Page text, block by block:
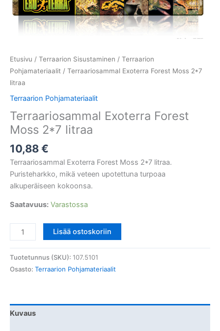
Etusivu / Terraarion Sisustaminen / Terraarion
Pohjamateriaalit / Terraariosammal Exoterra Forest Moss 2*7
litraa
Terraarion Pohjamateriaalit
Terraariosammal Exoterra Forest
Moss 2*7 litraa
10,88€
Terraariosammal Exoterra Forest Moss 2*7 litraa.
Puristeharkko, mikä veteen upotettuna turpoaa
alkuperäiseen kokoonsa.
Saatavuus: Varastossa
Terraariosammal
Exoterra
Lisää ostoskoriin
Tuotetunnus (SKU): 107.5101
Osasto: Terraarion Pohjamateriaalit
Kuvaus